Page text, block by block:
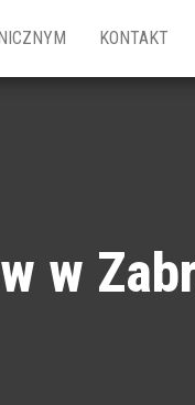
KONTAKT
w